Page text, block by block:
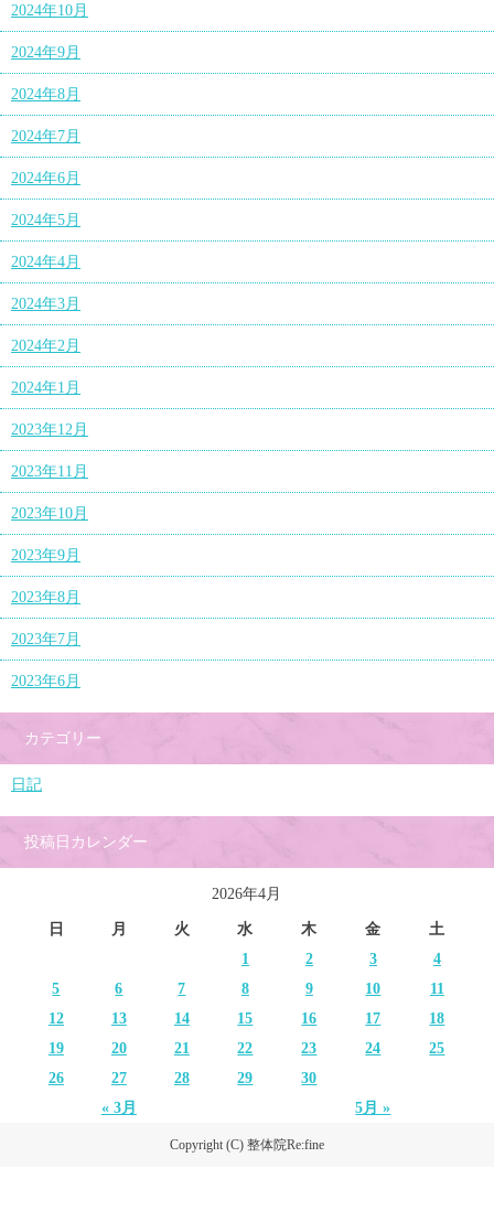
2024年10月
2024年9月
2024年8月
2024年7月
2024年6月
2024年5月
2024年4月
2024年3月
2024年2月
2024年1月
2023年12月
2023年11月
2023年10月
2023年9月
2023年8月
2023年7月
2023年6月
カテゴリー
日記
投稿日カレンダー
2026年4月
日 月 火 水 木 金 土
« 3月 5月 »
1 2 3
4
5
6 7 8 9 10
11
12
13 14 15 16 17
18
19
20 21 22 23 24
25
26
27 28 29 30
Copyright (C) 整体院Re:fine